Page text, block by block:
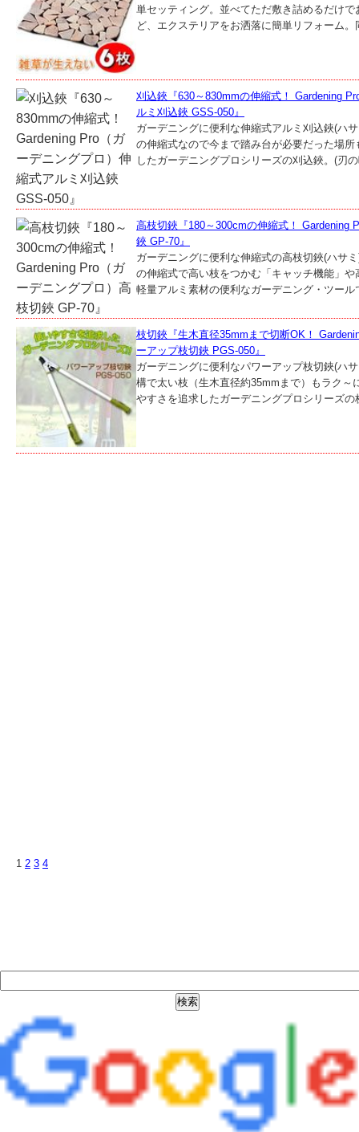
単セッティング。並べてただ敷き詰めるだけ
ど、エクステリアをお洒落に簡単リフォーム
刈込鋏『630～830mmの伸縮式！ Gardening
ルミ刈込鋏 GSS-050』
ガーデニングに便利な伸縮式アルミ刈込鋏(ハ
の伸縮式なので今まで踏み台が必要だった場
したガーデニングプロシリーズの刈込鋏。(刃
高枝切鋏『180～300cmの伸縮式！ Gardening
鋏 GP-70』
ガーデニングに便利な伸縮式の高枝切鋏(ハサ
の伸縮式で高い枝をつかむ「キャッチ機能」
軽量アルミ素材の便利なガーデニング・ツー
枝切鋏『生木直径35mmまで切断OK！
ーアップ枝切鋏 PGS-050』
ガーデニングに便利なパワーアップ枝切鋏(ハ
構で太い枝（生木直径約35mmまで）もラク～
やすさを追求したガーデニングプロシリーズ
1 2 3 4